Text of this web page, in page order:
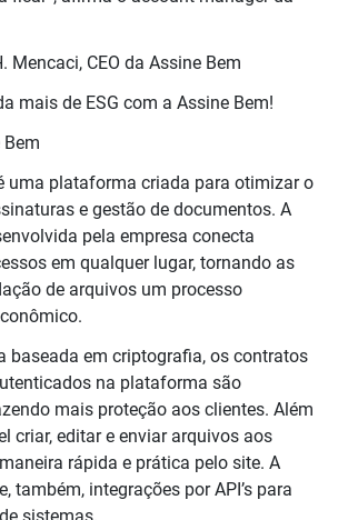
Mencaci, CEO da Assine Bem
mais de ESG com a Assine Bem!
uma plataforma criada para otimizar o
e gestão de documentos. A
pela empresa conecta
em qualquer lugar, tornando as
de arquivos um processo
baseada em criptografia, os contratos
na plataforma são
mais proteção aos clientes. Além
criar, editar e enviar arquivos aos
rápida e prática pelo site. A
também, integrações por API’s para
sistemas.